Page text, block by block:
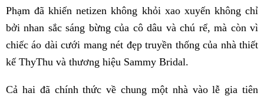
Phạm đã khiến netizen không khỏi xao xuyến không chỉ
bởi nhan sắc sáng bừng của cô dâu và chú rể, mà còn vì
chiếc áo dài cưới mang nét đẹp truyền thống của nhà thiết
kế ThyThu và thương hiệu Sammy Bridal.
Cả hai đã chính thức về chung một nhà vào lễ gia tiên